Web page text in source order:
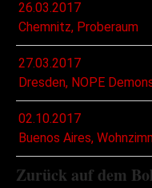
26.03.2017
Chemnitz, Proberaum
27.03.2017
Dresden, NOPE
02.10.2017
Buenos Aires,
Zurück auf dem